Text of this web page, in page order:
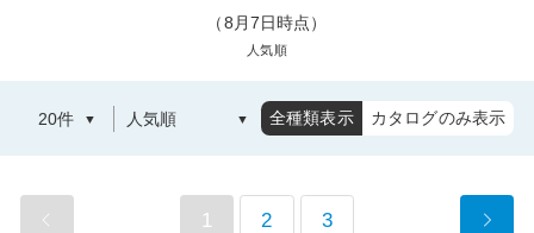
（8月7日時点）
人気順
全種類表示 カタログのみ表示
1 2 3